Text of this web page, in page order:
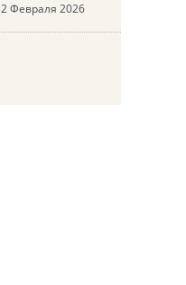
2 Февраля 2026